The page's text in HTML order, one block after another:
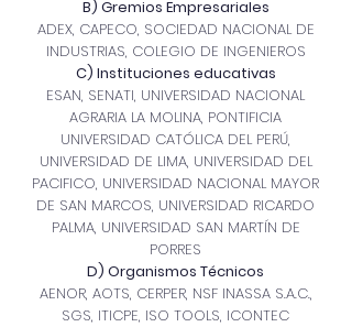
B) Gremios Empresariales
ADEX, CAPECO, SOCIEDAD NACIONAL DE
INDUSTRIAS, COLEGIO DE INGENIEROS
C) Instituciones educativas
ESAN, SENATI, UNIVERSIDAD NACIONAL
AGRARIA LA MOLINA, PONTIFICIA
UNIVERSIDAD CATÓLICA DEL PERÚ,
UNIVERSIDAD DE LIMA, UNIVERSIDAD DEL
PACIFICO, UNIVERSIDAD NACIONAL MAYOR
DE SAN MARCOS, UNIVERSIDAD RICARDO
PALMA, UNIVERSIDAD SAN MARTÍN DE
PORRES
D) Organismos Técnicos
AENOR, AOTS, CERPER, NSF INASSA S.A.C.,
SGS, ITICPE, ISO TOOLS, ICONTEC